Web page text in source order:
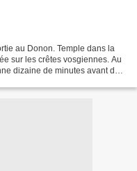
au Donon. Temple dans la
sur les crêtes vosgiennes. Au
dizaine de minutes avant de